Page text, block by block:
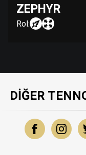
ZEPHYR
Rol:
DIĞER